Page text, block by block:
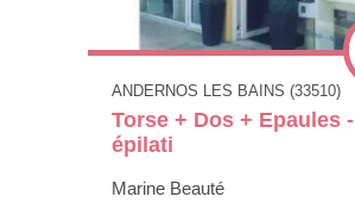
ANDERNOS LES BAINS (33510)
Torse + Dos + Epaules -
épilati
Marine Beauté